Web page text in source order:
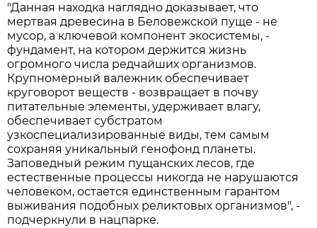
"Данная находка наглядно доказывает, что
мертвая древесина в Беловежской пуще - не
мусор, а ключевой компонент экосистемы, -
фундамент, на котором держится жизнь
огромного числа редчайших организмов.
Крупномерный валежник обеспечивает
круговорот веществ - возвращает в почву
питательные элементы, удерживает влагу,
обеспечивает субстратом
узкоспециализированные виды, тем самым
сохраняя уникальный генофонд планеты.
Заповедный режим пущанских лесов, где
естественные процессы никогда не нарушаются
человеком, остается единственным гарантом
выживания подобных реликтовых организмов", -
подчеркнули в нацпарке.